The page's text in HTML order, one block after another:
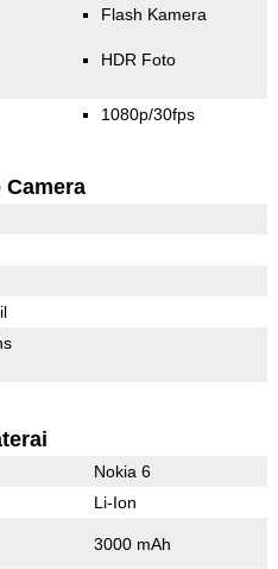
Flash Kamera
HDR Foto
1080p/30fps
Camera
Nokia 6
Li-Ion
3000 mAh